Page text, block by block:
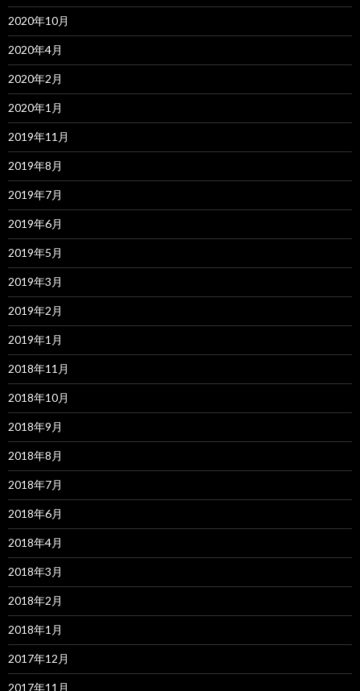
2020年10月
2020年4月
2020年2月
2020年1月
2019年11月
2019年8月
2019年7月
2019年6月
2019年5月
2019年3月
2019年2月
2019年1月
2018年11月
2018年10月
2018年9月
2018年8月
2018年7月
2018年6月
2018年4月
2018年3月
2018年2月
2018年1月
2017年12月
2017年11月